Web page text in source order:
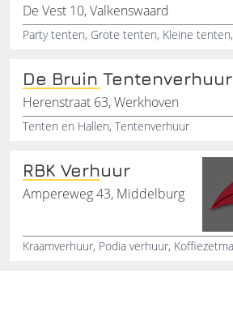
De Vest 10, Valkenswaard
De Bruin Tentenverhuur
Herenstraat 63, Werkhoven
Tenten en Hallen, Tentenverhuur
RBK Verhuur
Ampereweg 43, Middelburg